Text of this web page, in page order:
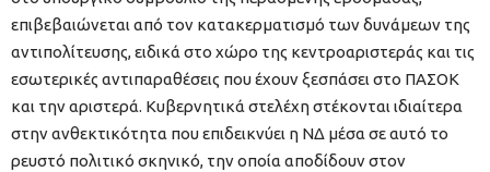
επιβεβαιώνεται από τον κατακερματισμό των δυνάμεων της
αντιπολίτευσης, ειδικά στο χώρο της κεντροαριστεράς και τις
εσωτερικές αντιπαραθέσεις που έχουν ξεσπάσει στο ΠΑΣΟΚ
και την αριστερά. Κυβερνητικά στελέχη στέκονται ιδιαίτερα
στην ανθεκτικότητα που επιδεικνύει η ΝΔ μέσα σε αυτό το
ρευστό πολιτικό σκηνικό, την οποία αποδίδουν στον